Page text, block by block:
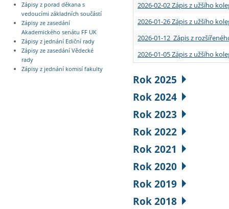
Zápisy z porad děkana s
vedoucími základních součástí
Zápisy ze zasedání
Akademického senátu FF UK
Zápisy z jednání Ediční rady
Zápisy ze zasedání Vědecké
rady
Zápisy z jednání komisí fakulty
2026-02-02 Zápis z užšího
2026-01-26 Zápis z užšího
2026-01-12 Zápis z
2026-01-05 Zápis z užšího
Rok 2025
Rok 2024
Rok 2023
Rok 2022
Rok 2021
Rok 2020
Rok 2019
Rok 2018